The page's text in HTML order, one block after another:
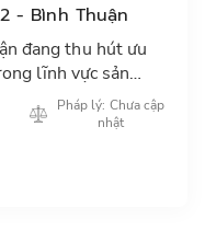
- Bình Thuận
đang thu hút ưu
lĩnh vực sản
mặc và lương
Pháp lý: Chưa cập
nhật